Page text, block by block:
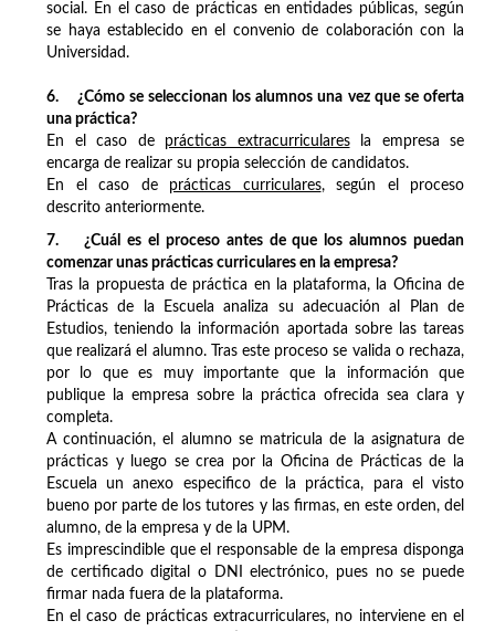
social. En el caso de prácticas en entidades públicas, según
se haya establecido en el convenio de colaboración con la
Universidad.
6. ¿Cómo se seleccionan los alumnos una vez que se oferta
una práctica?
En el caso de prácticas extracurricularesla empresa se
encarga de realizar su propia selección de candidatos.
En el caso de prácticas curriculares, según el proceso
descrito anteriormente.
7. ¿Cuál es el proceso antes de que los alumnos puedan
comenzar unas prácticas curriculares en la empresa?
Tras la propuesta de práctica en la plataforma, la Oficina de
Prácticas de la Escuela analiza su adecuación al Plan de
Estudios, teniendo la información aportada sobre las tareas
que realizará el alumno. Tras este proceso se valida o rechaza,
por lo que es muy importante que la información que
publique la empresa sobre la práctica ofrecida sea clara y
completa.
A continuación, el alumno se matricula de la asignatura de
prácticas y luego se crea por la Oficina de Prácticas de la
Escuela un anexo especifico de la práctica, para el visto
bueno por parte de los tutores y las firmas, en este orden, del
alumno, de la empresa y de la UPM.
Es imprescindible que el responsable de la empresa disponga
de certificado digital o DNI electrónico, pues no se puede
firmar nada fuera de la plataforma.
En el caso de prácticas extracurriculares, no interviene en el